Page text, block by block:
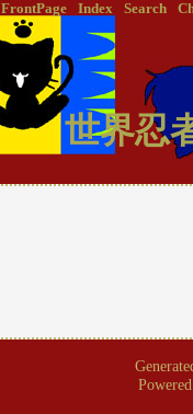
FrontPage Index Search
世界忍